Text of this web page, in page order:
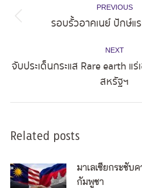
navigation
PREVIOUS
รอบรั้วอาคเนย์ ปักษ์แ
NEXT
post:
จับประเด็นกระแส Rare earth แร่
สหรัฐฯ
Related posts
มาเลเซียกระชับ
กัมพูชา